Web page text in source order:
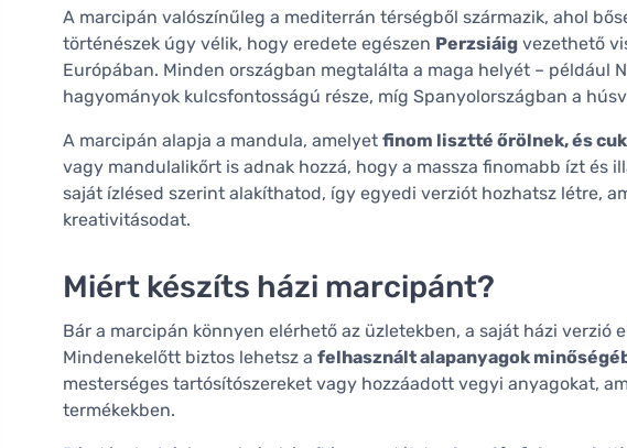
A marcipán valószínűleg a mediterrán térségből származik, ahol
történészek úgy vélik, hogy eredete egészen Perzsiáig vezethető
Európában. Minden országban megtalálta a maga helyét – például
hagyományok kulcsfontosságú része, míg Spanyolországban a
A marcipán alapja a mandula, amelyet finom lisztté őrölnek, és
vagy mandulalikőrt is adnak hozzá, hogy a massza finomabb ízt és
saját ízlésed szerint alakíthatod, így egyedi verziót hozhatsz létre,
kreativitásodat.
Miért készíts házi marcipánt?
Bár a marcipán könnyen elérhető az üzletekben, a saját házi verzió
Mindenekelőtt biztos lehetsz a felhasznált alapanyagok
mesterséges tartósítószereket vagy hozzáadott vegyi anyagokat,
termékekben.